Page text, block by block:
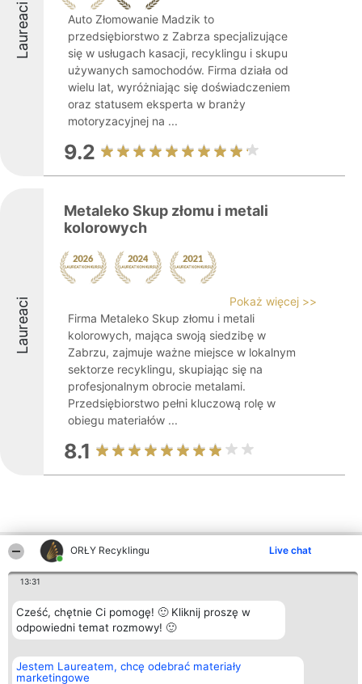
ORŁY Recyklingu Live chat
13:31
Cześć, chętnie Ci pomogę! 🙂 Kliknij proszę w
odpowiedni temat rozmowy! 🙂
Jestem Laureatem, chcę odebrać materiały
marketingowe
Laureaci
Auto Złomowanie Madzik to
przedsiębiorstwo z Zabrza specjalizujące
się w usługach kasacji, recyklingu i skupu
używanych samochodów. Firma działa od
wielu lat, wyróżniając się doświadczeniem
oraz statusem eksperta w branży
motoryzacyjnej na ...
9.2
Laureaci
Metaleko Skup złomu i metali
kolorowych
Pokaż więcej >>
Firma Metaleko Skup złomu i metali
kolorowych, mająca swoją siedzibę w
Zabrzu, zajmuje ważne miejsce w lokalnym
sektorze recyklingu, skupiając się na
profesjonalnym obrocie metalami.
Przedsiębiorstwo pełni kluczową rolę w
obiegu materiałów ...
8.1
Inne firmy z województwa
Organizator plebiscytu
Bright Side Solutions sp. z o.
o. sp. k.
Wrocław 50-079
KRS 0000749100 | Regon
Plebiscyt
Laureaci
Lista
Laureatów
Zasady
Kontakt